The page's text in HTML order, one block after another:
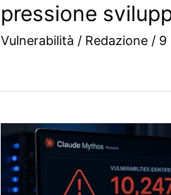
pressione
Vulnerabilità / Redazione / 9